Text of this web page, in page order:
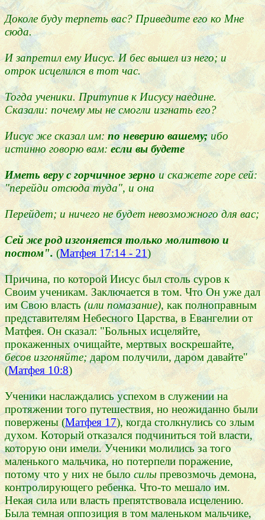
Доколе буду терпеть вас? Приведите его ко Мне
сюда.
И запретил ему Иисус. И бес вышел из него; и
отрок исцелился в тот час.
Тогда ученики. Притупив к Иисусу наедине.
Сказали: почему мы не смогли изгнать его?
Иисус же сказал им: по неверию вашему;ибо
истинно говорю вам:если вы будете
Иметь веру с горчичное зернои скажете горе сей:
"перейди отсюда туда", и она
Перейдет; и ничего не будет невозможного для вас;
Сей же род изгоняется только молитвою и
постом".(Матфея 17:14 - 21)
Причина, по которой Иисус был столь суров к
Своим ученикам. Заключается в том. Что Он уже дал
им Свою власть (или помазание), как полноправным
представителям Небесного Царства, в Евангелии от
Матфея. Он сказал: "Больных исцеляйте,
прокаженных очищайте, мертвых воскрешайте,
бесов изгоняйте;даром получили, даром давайте"
(Матфея 10:8)
Ученики наслаждались успехом в служении на
протяжении того путешествия, но неожиданно были
повержены (Матфея 17), когда столкнулись со злым
духом. Который отказался подчиниться той власти,
которую они имели. Ученики молились за того
маленького мальчика, но потерпели поражение,
потому что у них не былосилы превозмочь демона,
контролирующего ребенка. Что-то мешало им.
Некая сила или власть препятствовала исцелению.
Была темная оппозиция в том маленьком мальчике,